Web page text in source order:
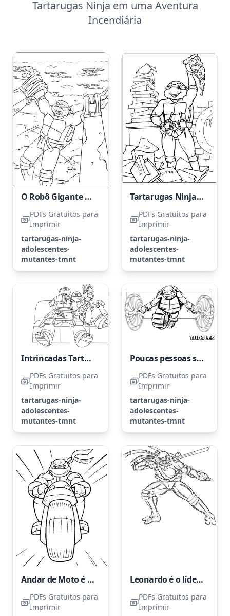
Tartarugas Ninja em uma Aventura
Incendiária
O Robô Gigante Capturou a Tartaruga
PDFs Gratuitos para
Imprimir
tartarugas-ninja-
adolescentes-
mutantes-tmnt
Tartarugas Ninja Adolescentes Simples
PDFs Gratuitos para
Imprimir
tartarugas-ninja-
adolescentes-
mutantes-tmnt
Intrincadas Tartarugas Ninja Adolescentes
PDFs Gratuitos para
Imprimir
tartarugas-ninja-
adolescentes-
mutantes-tmnt
Poucas pessoas sabem que Mike tem a habilidade de voar usando o nunchaku.
PDFs Gratuitos para
Imprimir
tartarugas-ninja-
adolescentes-
mutantes-tmnt
Andar de Moto é muito mais rápido do que perseguir o inimigo a pé
PDFs Gratuitos para
Imprimir
Leonardo é o líder das tartarugas.
PDFs Gratuitos para
Imprimir